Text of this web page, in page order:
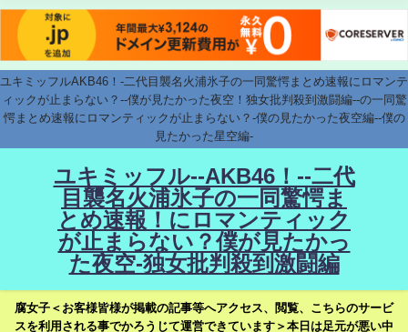
ユキミッフルAKB46！-二代目襲名火浦氷子の一同驚愕まとめ速報にロマンテ
ィックが止まらない？--僕が見たかった夜空！独女批判殺到激闘編--の一同驚
愕まとめ速報にロマンティックが止まらない？-僕の見たかった夜空編--僕の
見たかった星空編-
ユキミッフル--AKB46！--二代
目襲名火浦氷子の一同驚愕ま
とめ速報！にロマンティック
が止まらない？僕が見たかっ
た夜空-独女批判殺到激闘編
腐女子＜お客様皆様が掲載の記事等へアクセス、閲覧、こちらのサービ
スを利用される事でかろうじて運営できています＞本日は足元が悪い中